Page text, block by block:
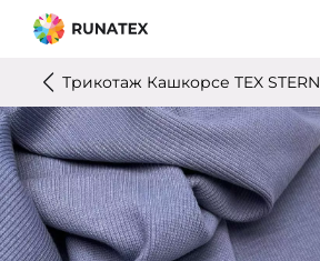
Трикотаж Кашкорсе TEX STERN